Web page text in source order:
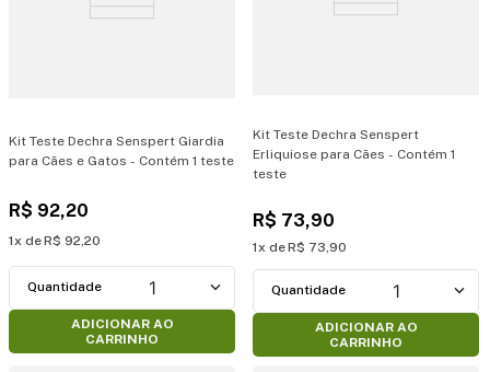
Kit Teste Dechra Senspert Giardia
para Cães e Gatos - Contém 1 teste
R$ 92,20
1 R$ 92,20
1
ADICIONAR AO
CARRINHO
Kit Teste Dechra Senspert
Erliquiose para Cães - Contém 1
teste
R$ 73,90
1 R$ 73,90
1
ADICIONAR AO
CARRINHO